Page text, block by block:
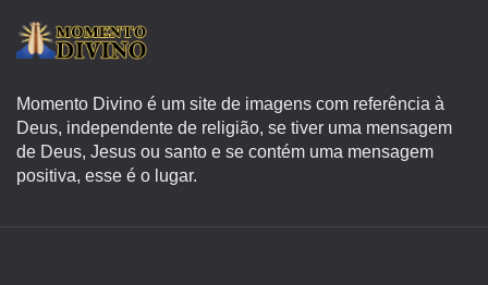
Momento Divino é um site de imagens com referência à
Deus, independente de religião, se tiver uma mensagem
de Deus, Jesus ou santo e se contém uma mensagem
positiva, esse é o lugar.